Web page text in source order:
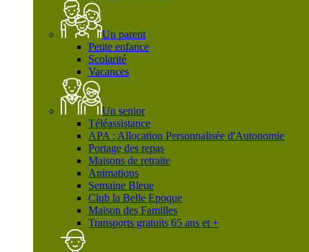
Un parent
Petite enfance
Scolarité
Vacances
Un senior
Téléassistance
APA : Allocation Personnalisée d'Autonomie
Portage des repas
Maisons de retraite
Animations
Semaine Bleue
Club la Belle Epoque
Maison des Familles
Transports gratuits 65 ans et +